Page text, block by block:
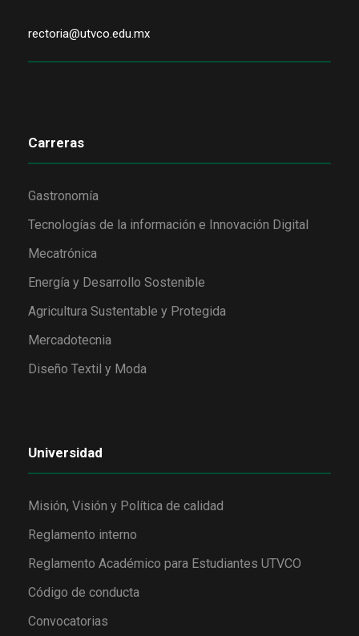
rectoria@utvco.edu.mx
Carreras
Gastronomía
Tecnologías de la información e Innovación Digital
Mecatrónica
Energía y Desarrollo Sostenible
Agricultura Sustentable y Protegida
Mercadotecnia
Diseño Textil y Moda
Universidad
Misión, Visión y Política de calidad
Reglamento interno
Reglamento Académico para Estudiantes UTVCO
Código de conducta
Convocatorias